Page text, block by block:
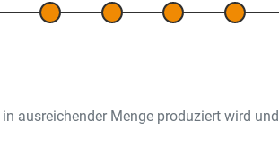
ausreichender Menge produziert wird und